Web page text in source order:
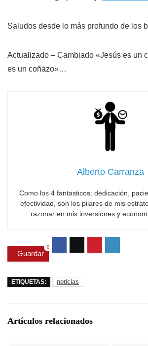
Saludos desde lo más profundo de los
Actualizado – Cambiado «Jesús es un
es un coñazo»…
Alberto Carranza
Como los 4 fantasticos: dedicación,
efectividad, son los pilares de mis
razonar en mis inversiones y
Guardar
0
ETIQUETAS: noticias
Artículos relacionados